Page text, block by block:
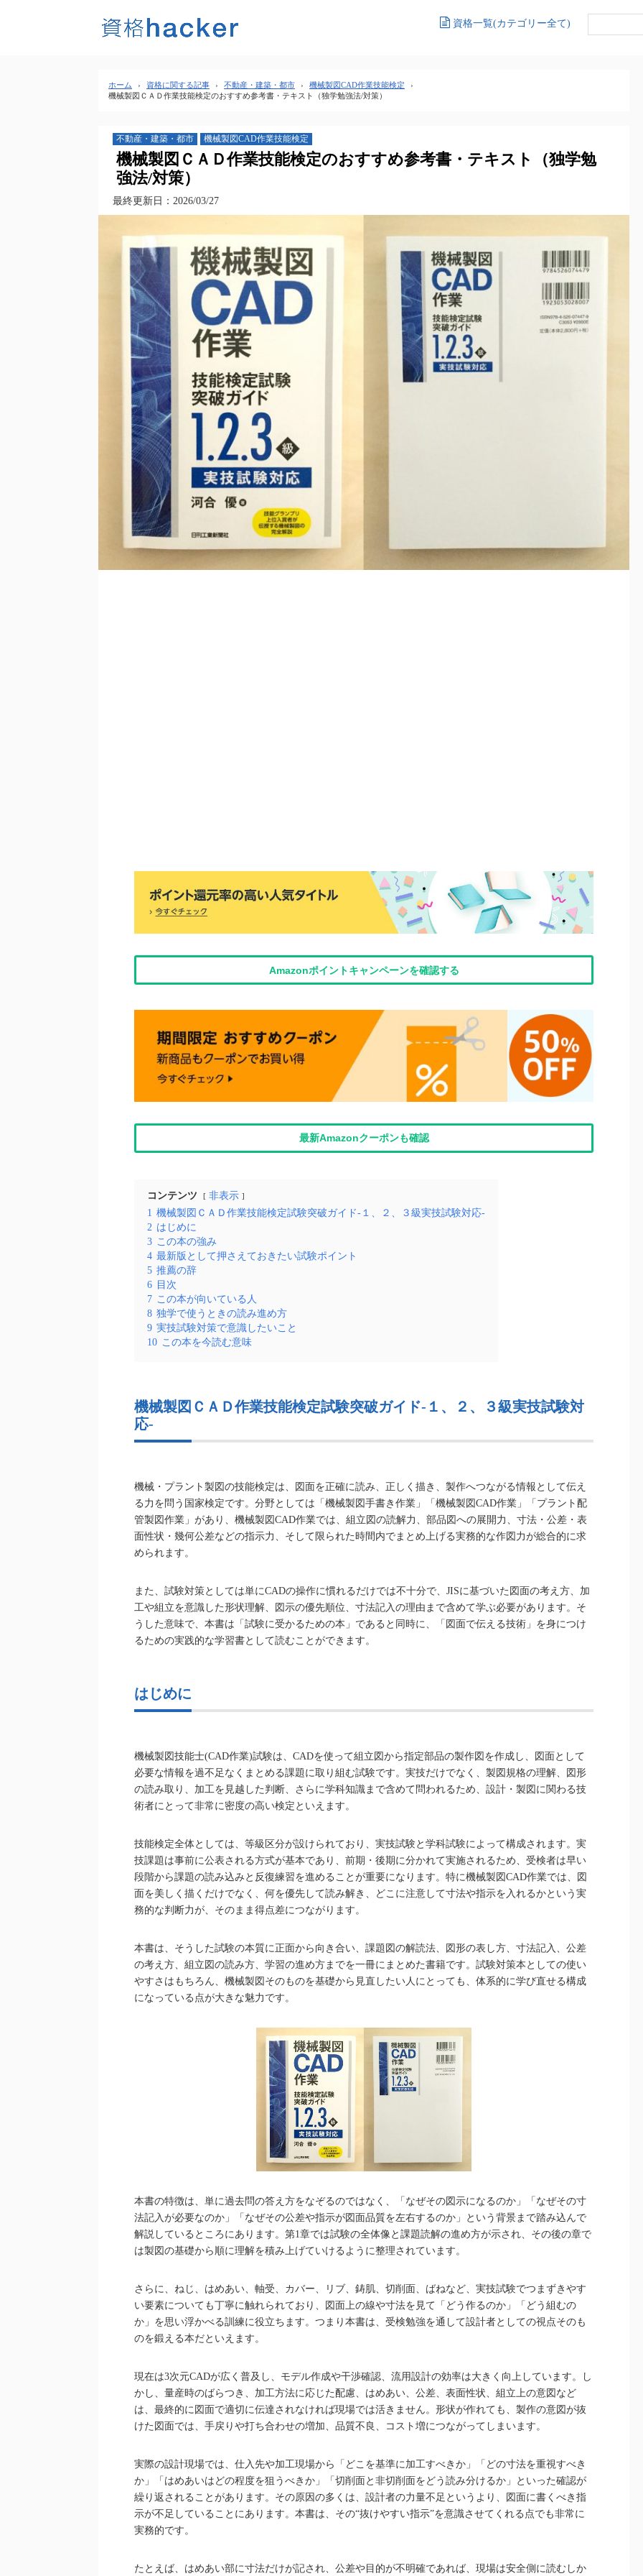
資格一覧(カテゴリー全て)
ホーム › 資格に関する記事 › 不動産・建築・都市 › 機械製図CAD作業技能検定
›
機械製図ＣＡＤ作業技能検定のおすすめ参考書・テキスト（独学勉強法/対策）
不動産・建築・都市 機械製図CAD作業技能検定
機械製図ＣＡＤ作業技能検定のおすすめ参考書・テキスト（独学勉
強法/対策）
最終更新日：2026/03/27
Amazonポイントキャンペーンを確認する
最新Amazonクーポンも確認
コンテンツ
非表示
1 機械製図ＣＡＤ作業技能検定試験突破ガイド-１、２、３級実技試験対応-
2 はじめに
3 この本の強み
4 最新版として押さえておきたい試験ポイント
5 推薦の辞
6 目次
7 この本が向いている人
8 独学で使うときの読み進め方
9 実技試験対策で意識したいこと
10 この本を今読む意味
機械製図ＣＡＤ作業技能検定試験突破ガイド-１、２、３級実技試験対
応-
機械・プラント製図の技能検定は、図面を正確に読み、正しく描き、製作へつながる情報として伝え
る力を問う国家検定です。分野としては「機械製図手書き作業」「機械製図CAD作業」「プラント配
管製図作業」があり、機械製図CAD作業では、組立図の読解力、部品図への展開力、寸法・公差・表
面性状・幾何公差などの指示力、そして限られた時間内でまとめ上げる実務的な作図力が総合的に求
められます。
また、試験対策としては単にCADの操作に慣れるだけでは不十分で、JISに基づいた図面の考え方、加
工や組立を意識した形状理解、図示の優先順位、寸法記入の理由まで含めて学ぶ必要があります。そ
うした意味で、本書は「試験に受かるための本」であると同時に、「図面で伝える技術」を身につけ
るための実践的な学習書として読むことができます。
はじめに
機械製図技能士(CAD作業)試験は、CADを使って組立図から指定部品の製作図を作成し、図面として
必要な情報を過不足なくまとめる課題に取り組む試験です。実技だけでなく、製図規格の理解、図形
の読み取り、加工を見越した判断、さらに学科知識まで含めて問われるため、設計・製図に関わる技
術者にとって非常に密度の高い検定といえます。
技能検定全体としては、等級区分が設けられており、実技試験と学科試験によって構成されます。実
技課題は事前に公表される方式が基本であり、前期・後期に分かれて実施されるため、受検者は早い
段階から課題の読み込みと反復練習を進めることが重要になります。特に機械製図CAD作業では、図
面を美しく描くだけでなく、何を優先して読み解き、どこに注意して寸法や指示を入れるかという実
務的な判断力が、そのまま得点差につながります。
本書は、そうした試験の本質に正面から向き合い、課題図の解読法、図形の表し方、寸法記入、公差
の考え方、組立図の読み方、学習の進め方までを一冊にまとめた書籍です。試験対策本としての使い
やすさはもちろん、機械製図そのものを基礎から見直したい人にとっても、体系的に学び直せる構成
になっている点が大きな魅力です。
本書の特徴は、単に過去問の答え方をなぞるのではなく、「なぜその図示になるのか」「なぜその寸
法記入が必要なのか」「なぜその公差や指示が図面品質を左右するのか」という背景まで踏み込んで
解説しているところにあります。第1章では試験の全体像と課題読解の進め方が示され、その後の章で
は製図の基礎から順に理解を積み上げていけるように整理されています。
さらに、ねじ、はめあい、軸受、カバー、リブ、鋳肌、切削面、ばねなど、実技試験でつまずきやす
い要素についても丁寧に触れられており、図面上の線や寸法を見て「どう作るのか」「どう組むの
か」を思い浮かべる訓練に役立ちます。つまり本書は、受検勉強を通して設計者としての視点そのも
のを鍛える本だといえます。
現在は3次元CADが広く普及し、モデル作成や干渉確認、流用設計の効率は大きく向上しています。し
かし、量産時のばらつき、加工方法に応じた配慮、はめあい、公差、表面性状、組立上の意図など
は、最終的に図面で適切に伝達されなければ現場では活きません。形状が作れても、製作の意図が抜
けた図面では、手戻りや打ち合わせの増加、品質不良、コスト増につながってしまいます。
実際の設計現場では、仕入先や加工現場から「どこを基準に加工すべきか」「どの寸法を重視すべき
か」「はめあいはどの程度を狙うべきか」「切削面と非切削面をどう読み分けるか」といった確認が
繰り返されることがあります。その原因の多くは、設計者の力量不足というより、図面に書くべき指
示が不足していることにあります。本書は、その“抜けやすい指示”を意識させてくれる点でも非常に
実務的です。
たとえば、はめあい部に寸法だけが記され、公差や目的が不明確であれば、現場は安全側に読むしか